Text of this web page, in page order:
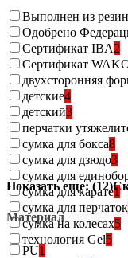
Выполнен из
Одобрено
Сертификат IBA2
Сертификат
двухсторонняя
детские4
детский3
перчатки
сумка для бокса8
сумка для дзюдо3
сумка для
сумка для карате1
сумка для перчаток
сумка на колесах5
технология Gel5
Показать еще: (12)
Материал
PU1